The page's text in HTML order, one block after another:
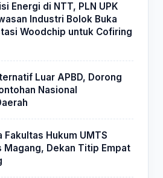
Energi di NTT, PLN UPK
Industri Bolok Buka
Woodchip untuk Cofiring
Luar APBD, Dorong
Nasional
Fakultas Hukum UMTS
Magang, Dekan Titip Empat